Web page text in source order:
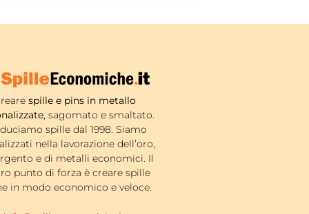
spille e pins in metallo
, sagomato e smaltato.
spille dal 1998. Siamo
nella lavorazione dell’oro,
e di metalli economici. Il
punto di forza è creare spille
in modo economico e veloce.